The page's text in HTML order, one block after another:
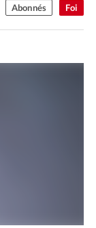
Foi
Abonnés